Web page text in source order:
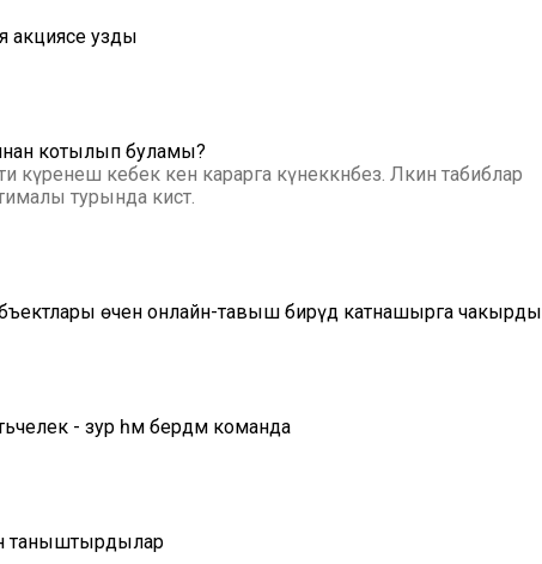
акциясе узды
котылып буламы?
күренеш кебек кенә карарга күнеккәнбез. Ләкин табиблар
турында кисәтә.
өчен онлайн-тавыш бирүдә катнашырга чакырды
- зур һәм бердәм команда
таныштырдылар